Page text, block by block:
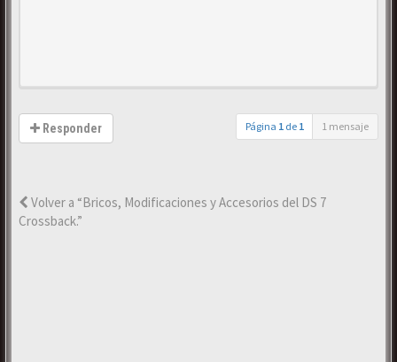
Responder Página 1 de 1 1 mensaje
Volver a “Bricos, Modificaciones y Accesorios del DS 7
Crossback.”